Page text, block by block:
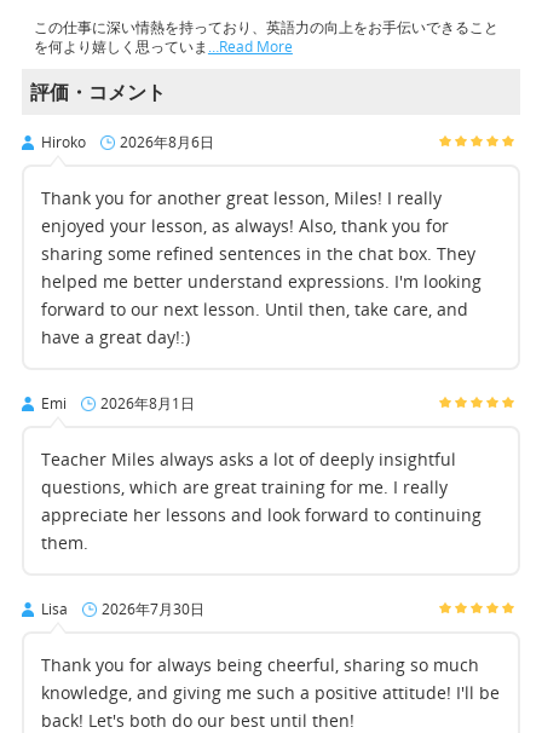
この仕事に深い情熱を持っており、英語力の向上をお手伝いできること
を何より嬉しく思っていま …Read More
評価・コメント
Hiroko 2026年8月6日
Thank you for another great lesson, Miles! I really
enjoyed your lesson, as always! Also, thank you for
sharing some refined sentences in the chat box. They
helped me better understand expressions. I'm looking
forward to our next lesson. Until then, take care, and
have a great day!:)
Emi 2026年8月1日
Teacher Miles always asks a lot of deeply insightful
questions, which are great training for me. I really
appreciate her lessons and look forward to continuing
them.
Lisa 2026年7月30日
Thank you for always being cheerful, sharing so much
knowledge, and giving me such a positive attitude! I'll be
back! Let's both do our best until then!